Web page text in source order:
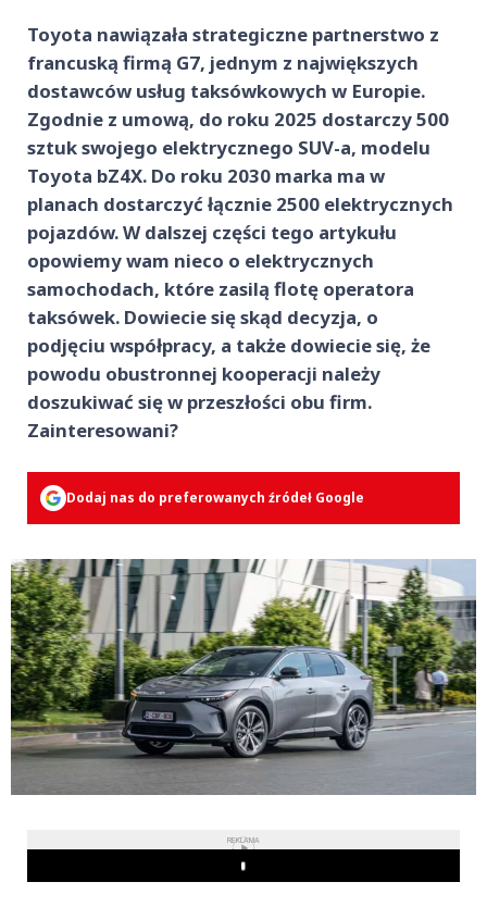
Toyota nawiązała strategiczne partnerstwo z
francuską firmą G7, jednym z największych
dostawców usług taksówkowych w Europie.
Zgodnie z umową, do roku 2025 dostarczy 500
sztuk swojego elektrycznego SUV-a, modelu
Toyota bZ4X. Do roku 2030 marka ma w
planach dostarczyć łącznie 2500 elektrycznych
pojazdów. W dalszej części tego artykułu
opowiemy wam nieco o elektrycznych
samochodach, które zasilą flotę operatora
taksówek. Dowiecie się skąd decyzja, o
podjęciu współpracy, a także dowiecie się, że
powodu obustronnej kooperacji należy
doszukiwać się w przeszłości obu firm.
Zainteresowani?
Dodaj nas do preferowanych źródeł Google
REKLAMA
Play